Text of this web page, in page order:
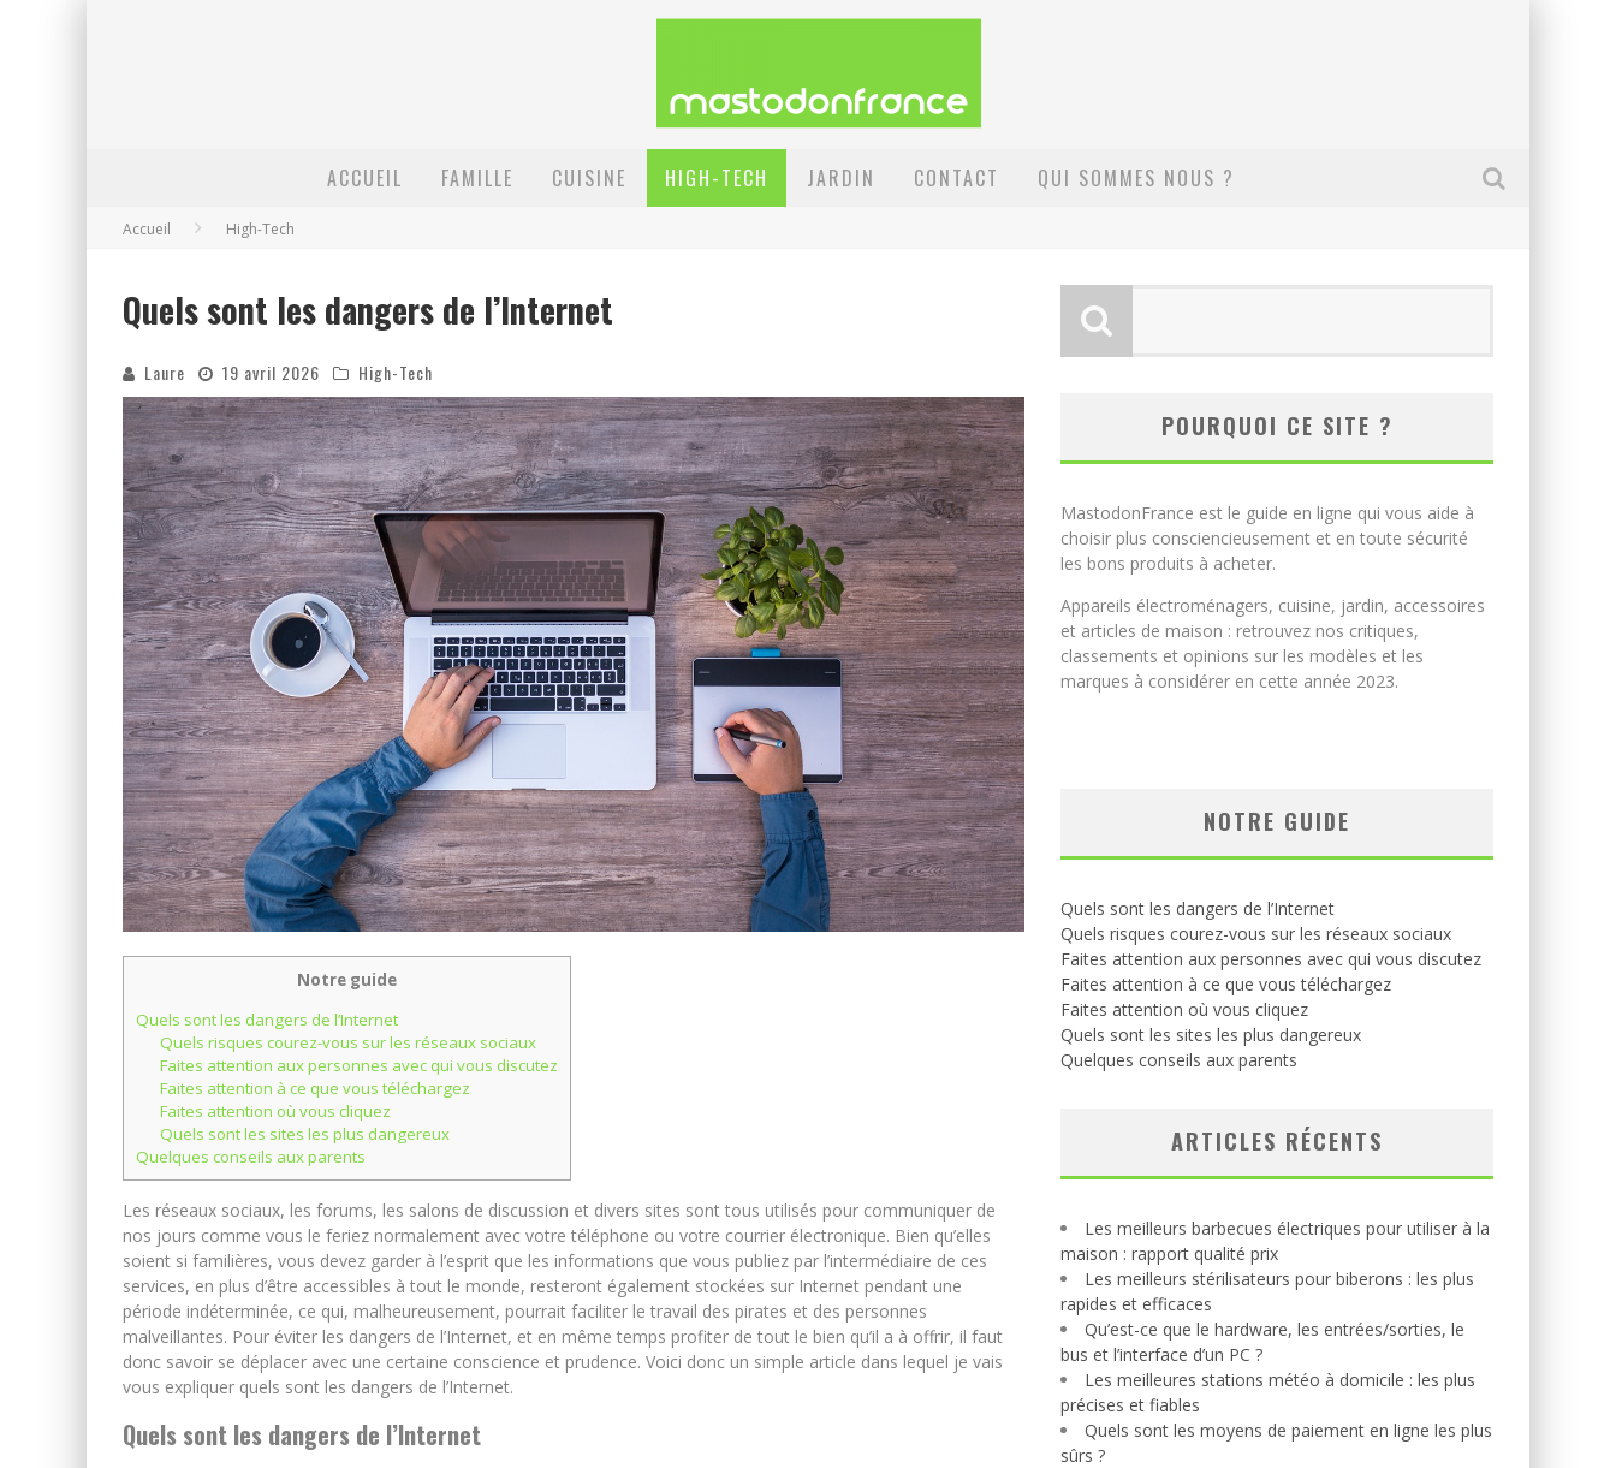
ACCUEIL FAMILLE CUISINE HIGH-TECH JARDIN CONTACT QUI SOMMES NOUS ?
Accueil High-Tech
Quels sont les dangers de l’Internet
Laure 19 avril 2026 High-Tech
Notre guide
Quels sont les dangers de l’Internet
Quels risques courez-vous sur les réseaux sociaux
Faites attention aux personnes avec qui vous discutez
Faites attention à ce que vous téléchargez
Faites attention où vous cliquez
Quels sont les sites les plus dangereux
Quelques conseils aux parents
Les réseaux sociaux, les forums, les salons de discussion et divers sites sont tous utilisés pour communiquer de
nos jours comme vous le feriez normalement avec votre téléphone ou votre courrier électronique. Bien qu’elles
soient si familières, vous devez garder à l’esprit que les informations que vous publiez par l’intermédiaire de ces
services, en plus d’être accessibles à tout le monde, resteront également stockées sur Internet pendant une
période indéterminée, ce qui, malheureusement, pourrait faciliter le travail des pirates et des personnes
malveillantes. Pour éviter les dangers de l’Internet, et en même temps profiter de tout le bien qu’il a à offrir, il faut
donc savoir se déplacer avec une certaine conscience et prudence. Voici donc un simple article dans lequel je vais
vous expliquer quels sont les dangers de l’Internet.
Quels sont les dangers de l’Internet
POURQUOI CE SITE ?
MastodonFrance est le guide en ligne qui vous aide à
choisir plus consciencieusement et en toute sécurité
les bons produits à acheter.
Appareils électroménagers, cuisine, jardin, accessoires
et articles de maison : retrouvez nos critiques,
classements et opinions sur les modèles et les
marques à considérer en cette année 2023.
NOTRE GUIDE
Quels sont les dangers de l’Internet
Quels risques courez-vous sur les réseaux sociaux
Faites attention aux personnes avec qui vous discutez
Faites attention à ce que vous téléchargez
Faites attention où vous cliquez
Quels sont les sites les plus dangereux
Quelques conseils aux parents
ARTICLES RÉCENTS
Les meilleurs barbecues électriques pour utiliser à la
maison : rapport qualité prix
Les meilleurs stérilisateurs pour biberons : les plus
rapides et efficaces
Qu’est-ce que le hardware, les entrées/sorties, le
bus et l’interface d’un PC ?
Les meilleures stations météo à domicile : les plus
précises et fiables
Quels sont les moyens de paiement en ligne les plus
sûrs ?